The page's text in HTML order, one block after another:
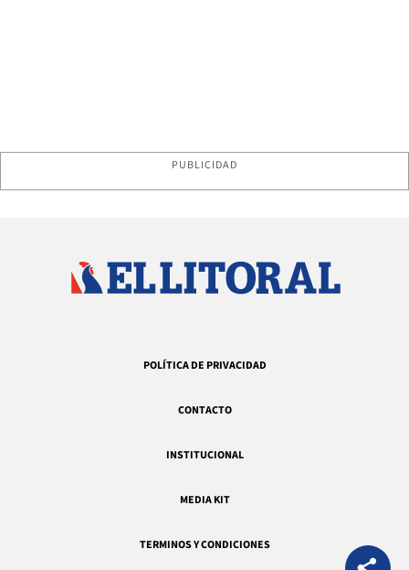
PUBLICIDAD
POLÍTICA DE PRIVACIDAD
CONTACTO
INSTITUCIONAL
MEDIA KIT
TERMINOS Y CONDICIONES